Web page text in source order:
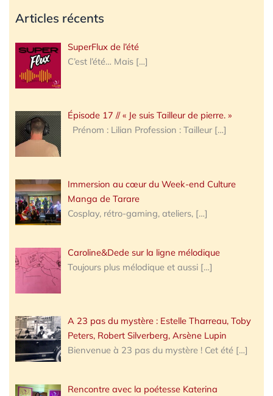
Articles récents
SuperFlux de l’été
C’est l’été… Mais […]
Épisode 17 // « Je suis Tailleur de pierre. »
Prénom : Lilian Profession : Tailleur […]
Immersion au cœur du Week-end Culture
Manga de Tarare
Cosplay, rétro-gaming, ateliers, […]
Caroline&Dede sur la ligne mélodique
Toujours plus mélodique et aussi […]
A 23 pas du mystère : Estelle Tharreau, Toby
Peters, Robert Silverberg, Arsène Lupin
Bienvenue à 23 pas du mystère ! Cet été […]
Rencontre avec la poétesse Katerina